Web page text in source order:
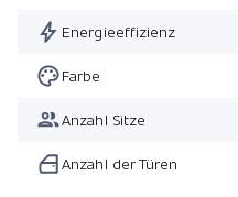
Energieeffizienz
Farbe
Anzahl Sitze
Anzahl der Türen